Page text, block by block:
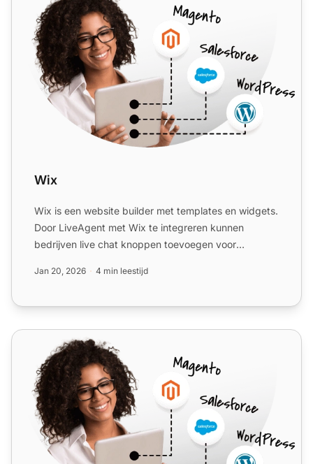
Wix
Wix is een website builder met templates en widgets.
Door LiveAgent met Wix te integreren kunnen
bedrijven live chat knoppen toevoegen voor
Jan 20, 2026 4 min leestijd
uKit